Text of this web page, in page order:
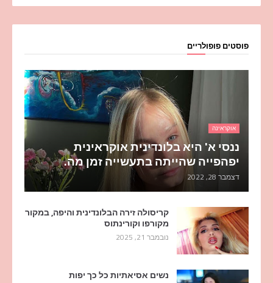
פוסטים פופולריים
אוקראינה
ננסי א' היא בלונדינית אוקראינית
יפהפייה שהייתה בתעשייה זמן מה.
דצמבר 28, 2022
קריסולה זירה הבלונדינית והיפה, במקור
מקורפו וקורינתוס
נובמבר 21, 2025
נשים אסיאתיות כל כך יפות